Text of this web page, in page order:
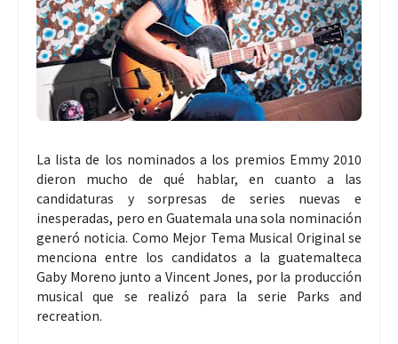
La lista de los nominados a los premios Emmy 2010
dieron mucho de qué hablar, en cuanto a las
candidaturas y sorpresas de series nuevas e
inesperadas, pero en Guatemala una sola nominación
generó noticia. Como Mejor Tema Musical Original se
menciona entre los candidatos a la guatemalteca
Gaby Moreno junto a Vincent Jones, por la producción
musical que se realizó para la serie Parks and
recreation.